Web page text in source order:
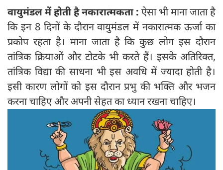
वायुमंडल में होती है नकारात्मकता : ऐसा भी माना जाता है
कि इन 8 दिनों के दौरान वायुमंडल में नकारात्मक ऊर्जा का
प्रकोप रहता है। माना जाता है कि कुछ लोग इस दौरान
तांत्रिक क्रियाओं और टोटके भी करते हैं। इसके अतिरिक्त,
तांत्रिक विद्या की साधना भी इस अवधि में ज्यादा होती है।
इसी कारण लोगों को इस दौरान प्रभु की भक्ति और भजन
करना चाहिए और अपनी सेहत का ध्यान रखना चाहिए।